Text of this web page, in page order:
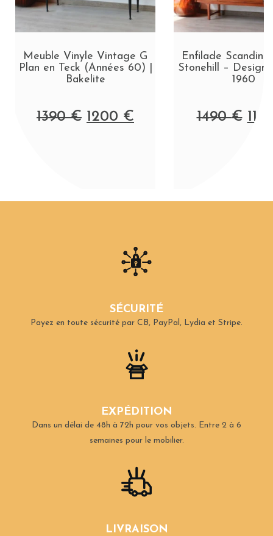
Meuble Vinyle Vintage G
Plan en Teck (Années 60) |
Bakelite
1390€ 1200 €
Enfilade
Stonehill – Design
1960
1490€
SÉCURITÉ
Payez en toute sécurité par CB, PayPal, Lydia et Stripe.
EXPÉDITION
Dans un délai de 48h à 72h pour vos objets. Entre 2 à 6
semaines pour le mobilier.
LIVRAISON